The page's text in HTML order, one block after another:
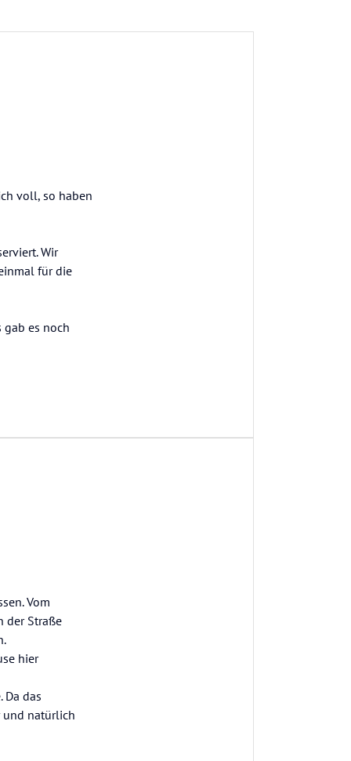
voll, so haben
Wir
für die
gab es noch
Vom
der Straße
hier
das
und natürlich